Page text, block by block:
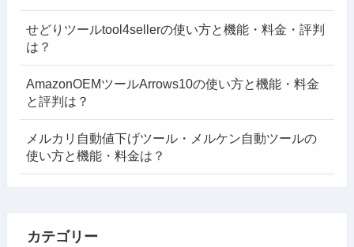
せどりツールtool4sellerの使い方と機能・料金・評判
は？
AmazonOEMツールArrows10の使い方と機能・料金
と評判は？
メルカリ自動値下げツール・メルケン自動ツールの
使い方と機能・料金は？
カテゴリー